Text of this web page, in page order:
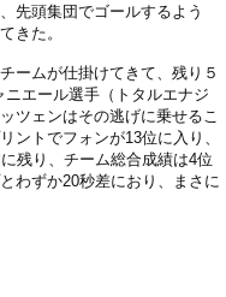
先頭集団でゴールするよう
きた。
ームが仕掛けてきて、残り５
エール選手（トタルエナジ
ツェンはその逃げに乗せるこ
ントでフォンが13位に入り、
残り、チーム総合成績は4位
わずか20秒差におり、まさに